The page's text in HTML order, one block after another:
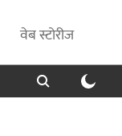
वेब स्टोरीज